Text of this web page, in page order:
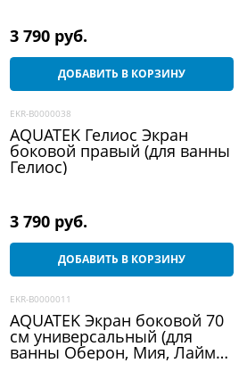
3 790 руб.
ДОБАВИТЬ В КОРЗИНУ
EKR-B0000038
AQUATEK Гелиос Экран
боковой правый (для ванны
Гелиос)
3 790 руб.
ДОБАВИТЬ В КОРЗИНУ
EKR-B0000011
AQUATEK Экран боковой 70
см универсальный (для
ванны Оберон, Мия, Лайма,